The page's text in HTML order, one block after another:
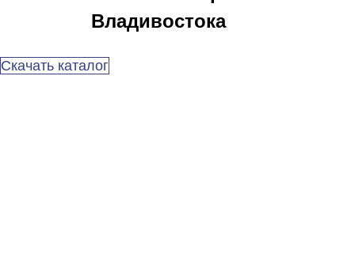
Владивостока
Скачать каталог